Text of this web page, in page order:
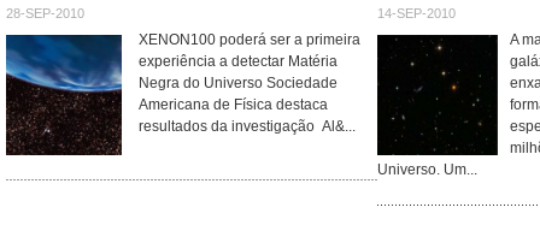
28-SEP-2010
XENON100 poderá ser a primeira
experiência a detectar Matéria
Negra do Universo Sociedade
Americana de Física destaca
resultados da investigação Al&...
14-SEP-2010
A
Universo. Um...